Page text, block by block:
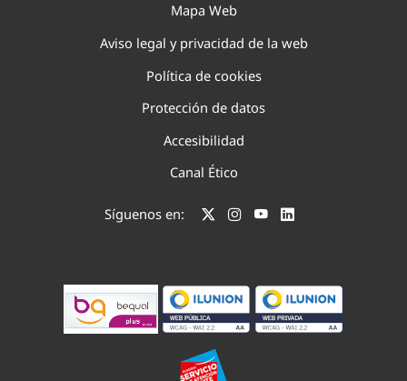
Mapa Web
Aviso legal y privacidad de la web
Política de cookies
Protección de datos
Accesibilidad
Canal Ético
Síguenos en: